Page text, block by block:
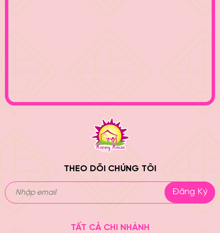
THEO DÕI CHÚNG TÔI
Đăng Ký
TẤT CẢ CHI NHÁNH